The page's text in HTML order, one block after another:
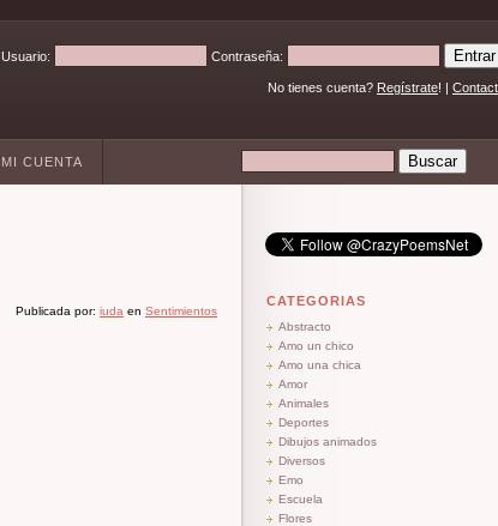
Usuario: Contraseña:
No tienes cuenta? Regístrate! |
MI CUENTA
Publicada por: iuda en Sentimientos
CATEGORIAS
Abstracto
Amo un chico
Amo una chica
Amor
Animales
Deportes
Dibujos animados
Diversos
Emo
Escuela
Flores